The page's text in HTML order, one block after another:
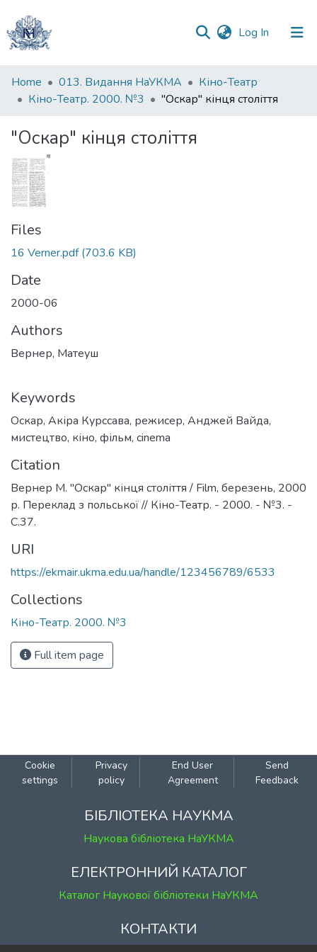
Log In (current)
Communities
&
All of DSpace
Statistics
Home 013. Видання НаУКМА
Кіно-Театр
Кіно-Театр. 2000. №3
"Оскар" кінця століття
"Оскар" кінця століття
Files
16 Verner.pdf(703.6 KB)
Date
2000-06
Authors
Вернер, Матеуш
Keywords
Оскар, Акіра Курссава, режисер, Анджей Вайда,
мистецтво, кіно, фільм, cinema
Citation
Вернер М. "Оскар" кінця століття / Film, березень, 2000
р. Переклад з польської // Кіно-Театр. - 2000. - №3. -
С.37.
URI
https://ekmair.ukma.edu.ua/handle/123456789/6533
Collections
Кіно-Театр. 2000. №3
Full item page
Cookie
settings
Privacy
policy
End User
Agreement
Send
Feedback
БІБЛІОТЕКА НАУКМА
Наукова бібліотека НаУКМА
ЕЛЕКТРОННИЙ КАТАЛОГ
Каталог Наукової бібліотеки НаУКМА
КОНТАКТИ